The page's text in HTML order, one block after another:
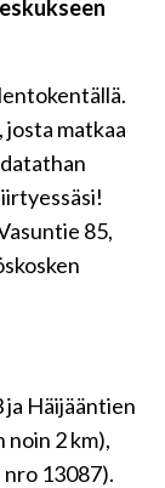
josta matkaa
85,
ja Häijääntien
noin 2 km),
13087).